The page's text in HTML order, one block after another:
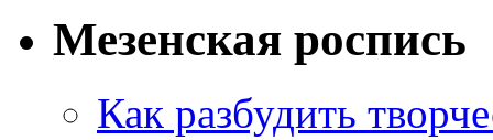
Мезенская роспись
Как разбудить